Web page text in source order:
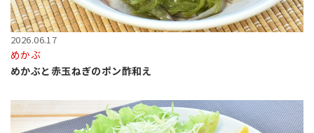
2026.06.17
めかぶ
めかぶと赤玉ねぎのポン酢和え